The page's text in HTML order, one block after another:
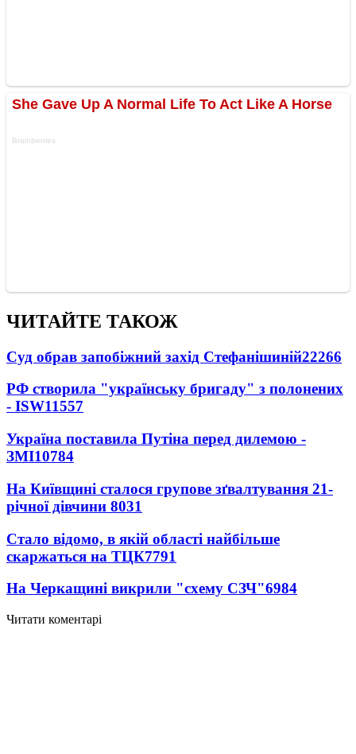
ЧИТАЙТЕ ТАКОЖ
Суд обрав запобіжний захід Стефанішиній22266
РФ створила "українську бригаду" з полонених
- ISW11557
Україна поставила Путіна перед дилемою -
ЗМІ10784
На Київщині сталося групове зґвалтування 21-
річної дівчини 8031
Стало відомо, в якій області найбільше
скаржаться на ТЦК7791
На Черкащині викрили "схему СЗЧ"6984
Читати коментарі